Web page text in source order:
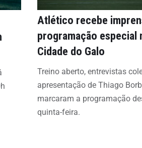
Atlético recebe
programação especial
Cidade do Galo
Treino aberto, entrevistas
apresentação de Thiago
marcaram a programação
quinta-feira.